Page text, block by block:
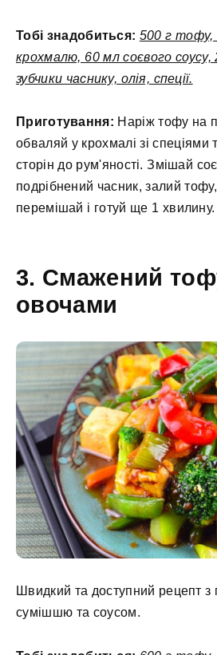
Тобі знадобиться: 500 г тофу,
крохмалю, 60 мл соєвого
зубчики часнику, олія, спеції.
Приготування: Наріж тофу на
обваляй у крохмалі зі спеціями
сторін до рум'яності. Змішай
подрібнений часник, залий
перемішай і готуй ще 1 хвилину.
3. Смажений
овочами
Швидкий та доступний рецепт
сумішшю та соусом.